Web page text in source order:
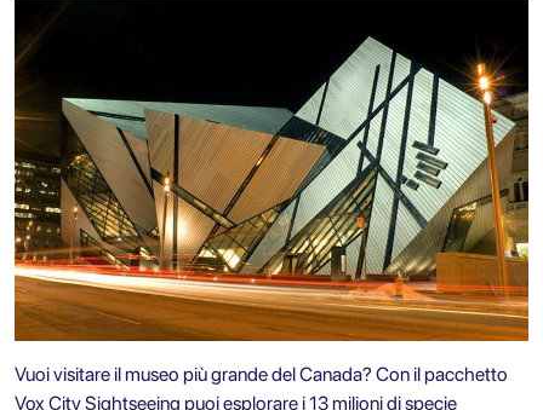
Vuoi visitare il museo più grande del Canada? Con ilpacchetto
Vox City Sightseeing puoi esplorare i 13 milioni di specie